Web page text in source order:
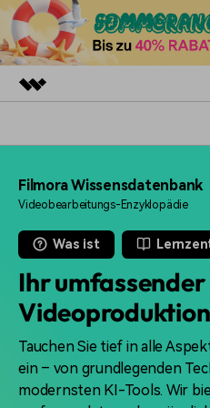
Dienstprogramme
Überblick
Lösungen
Presseraum
Shop
Support
Plattformen
Funktionen
Assets
KI
Video/Foto
Audio
Lösungen
Soziale Medien
Marketing & Business
Lifestyle & Spaß
Ressourcen
Video-Prompts
Über 100 heiße Video-
Hilfe-Center
Erste Schritte
Über
Filmora Wissensdatenbank
Videobearbeitungs-Enzyklopädie
Was ist
Ihr
Videoproduktion
Tauchen Sie tief in alle
ein – von grundlegenden
modernsten KI-Tools. Wir